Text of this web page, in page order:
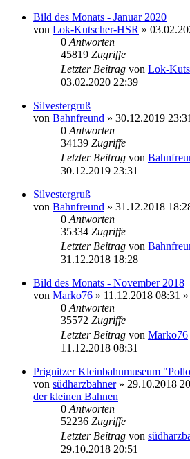
Bild des Monats - Januar 2020
von Lok-Kutscher-HSR »
0 Antworten
45819 Zugriffe
Letzter Beitrag von Lok-
03.02.2020 22:39
Silvestergruß
von Bahnfreund » 30.12.2019
0 Antworten
34139 Zugriffe
Letzter Beitrag von
30.12.2019 23:31
Silvestergruß
von Bahnfreund » 31.12.2018
0 Antworten
35334 Zugriffe
Letzter Beitrag von
31.12.2018 18:28
Bild des Monats - November 2018
von Marko76 » 11.12.2018 08:31
0 Antworten
35572 Zugriffe
Letzter Beitrag von Marko76
11.12.2018 08:31
Prignitzer Kleinbahnmuseum
von südharzbahner» 29.10.2018
der kleinen Bahnen
0 Antworten
52236 Zugriffe
Letzter Beitrag von
29.10.2018 20:51